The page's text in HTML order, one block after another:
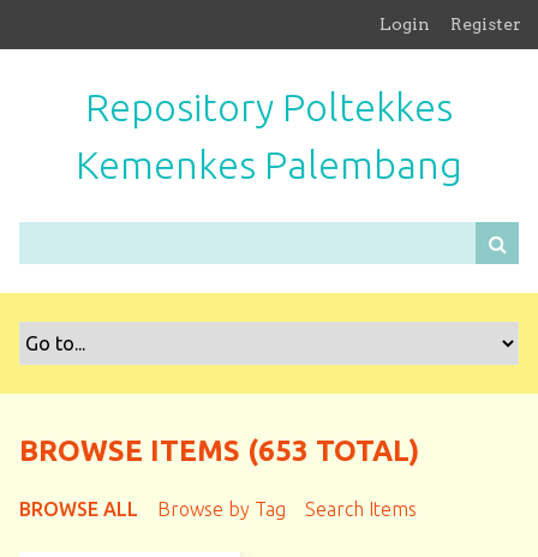
Login Register
Repository Poltekkes
Kemenkes Palembang
BROWSE ITEMS (653 TOTAL)
BROWSE ALL Browse by Tag Search Items